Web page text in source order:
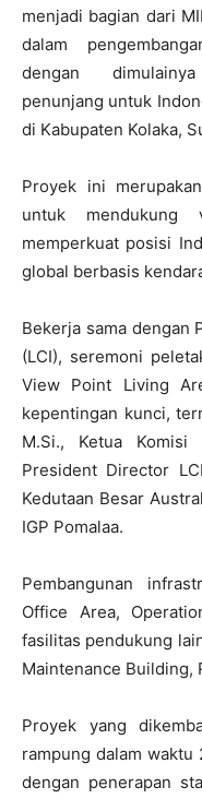
menjadi bagian dari
dalam
dengan
penunjang untuk
di Kabupaten Kolaka,
Proyek ini
untuk mendukung
memperkuat posisi
global berbasis
Bekerja sama dengan
(LCI), seremoni
View Point Living
kepentingan kunci,
M.Si., Ketua Komisi
President Director
Kedutaan Besar
IGP Pomalaa.
Pembangunan
Office Area,
fasilitas pendukung
Maintenance Building,
Proyek yang
rampung dalam waktu
dengan penerapan